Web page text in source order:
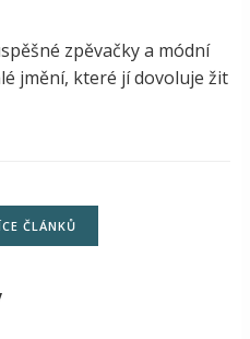
zpěvačky a módní
jmění, které jí dovoluje žit
ČLÁNKŮ